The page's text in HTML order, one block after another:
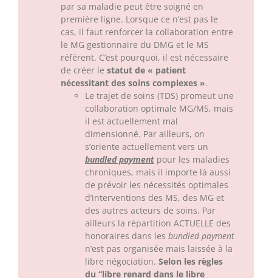
par sa maladie peut être soigné en
première ligne. Lorsque ce n’est pas le
cas, il faut renforcer la collaboration entre
le MG gestionnaire du DMG et le MS
référent. C’est pourquoi, il est nécessaire
de créer le statut de « patient
nécessitant des soins complexes ».
Le trajet de soins (TDS) promeut une
collaboration optimale MG/MS, mais
il est actuellement mal
dimensionné. Par ailleurs, on
s’oriente actuellement vers un
bundled paymentpour les maladies
chroniques, mais il importe là aussi
de prévoir les nécessités optimales
d’interventions des MS, des MG et
des autres acteurs de soins. Par
ailleurs la répartition ACTUELLE des
honoraires dans les bundled payment
n’est pas organisée mais laissée à la
libre négociation. Selon les règles
du “libre renard dans le libre